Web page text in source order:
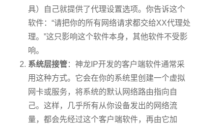
具）自己就提供了代理设置选项。你告诉这个
软件：“请把你的所有网络请求都交给XX代理处
理。”这只影响这个软件本身，其他软件不受影
响。
系统层接管：神龙IP开发的客户端软件通常采
用这种方式。它会在你的系统里创建一个虚拟
网卡或服务，将系统的默认网络路由指向自
己。这样，几乎所有从你设备发出的网络流
量，都会先经过这个客户端软件，再由它加